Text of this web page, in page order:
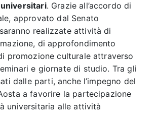
. Grazie all’accordo di
approvato dal Senato
realizzate attività di
di approfondimento
promozione culturale attraverso
e giornate di studio. Tra gli
dalle parti, anche l’impegno del
a favorire la partecipazione
universitaria alle attività